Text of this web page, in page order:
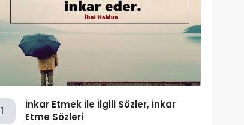
1
İnkar Etmek İle İlgili Sözler, İnkar
Etme Sözleri